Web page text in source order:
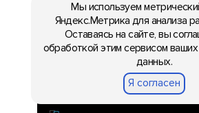
Мы используем
Яндекс.Метрика для анализа
Оставаясь на сайте, вы
обработкой этим сервисом
данных.
Я согласен